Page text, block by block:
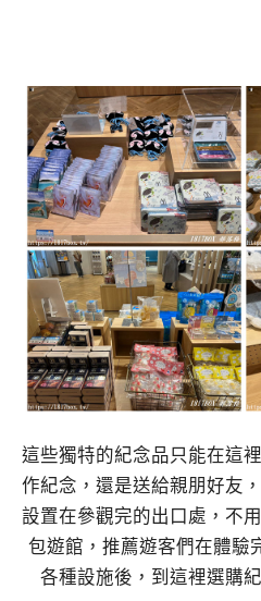
這些獨特的紀念品只能在這
作紀念，還是送給親朋好友
設置在參觀完的出口處，不
包遊館，推薦遊客們在體驗
各種設施後，到這裡選購